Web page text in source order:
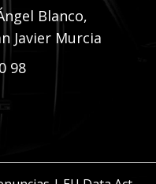
Blanco,
Javier Murcia
98